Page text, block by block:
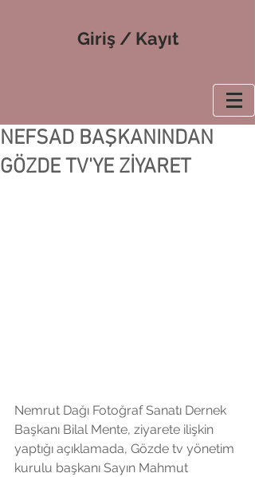
Giriş / Kayıt
NEFSAD BAŞKANINDAN
GÖZDE TV'YE ZİYARET
Nemrut Dağı Fotoğraf Sanatı Dernek
Başkanı Bilal Mente, ziyarete ilişkin
yaptığı açıklamada, Gözde tv yönetim
kurulu başkanı Sayın Mahmut